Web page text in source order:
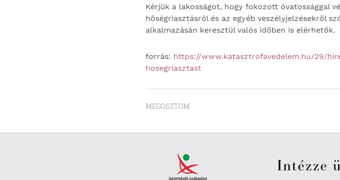
Kérjük a lakosságot, hogy fokozott óvatossággal
hőségriasztásról és az egyéb veszélyjelzésekről
alkalmazásán keresztül valós időben is elérhetők.
forrás: https://www.katasztrofavedelem.hu/29/
hosegriasztast
MEGOSZTOM